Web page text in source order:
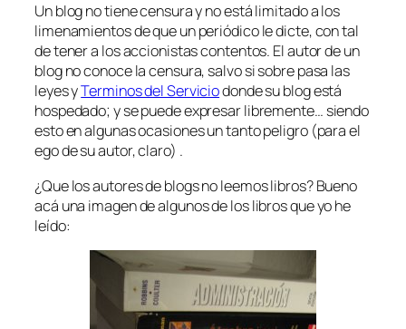
Un blog no tiene censura y no está limitado a los
limenamientos de que un periódico le dicte, con tal
de tener a los accionistas contentos. El autor de un
blog no conoce la censura, salvo si sobre pasa las
leyes yTerminos del Serviciodonde su blog está
hospedado; y se puede expresar libremente… siendo
esto en algunas ocasiones un tanto peligro (para el
ego de su autor, claro) .
¿Que los autores de blogs no leemos libros? Bueno
acá una imagen de algunos de los libros que yo he
leído: